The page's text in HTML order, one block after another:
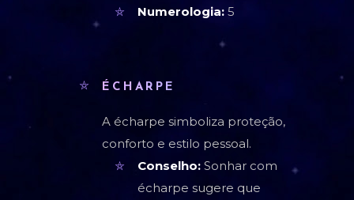
Numerologia: 5
ÉCHARPE
A écharpe simboliza proteção,
conforto e estilo pessoal.
Conselho: Sonhar com
écharpe sugere que